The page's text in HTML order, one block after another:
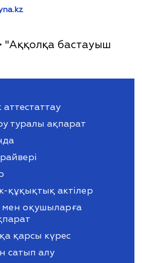
"Аққолқа бастауыш
аттестаттау
туралы ақпарат
құқықтық актілер
оқушыларға
қарсы күрес
сатып алу